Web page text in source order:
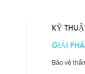
KỸ
GIẢI
Bảo vệ